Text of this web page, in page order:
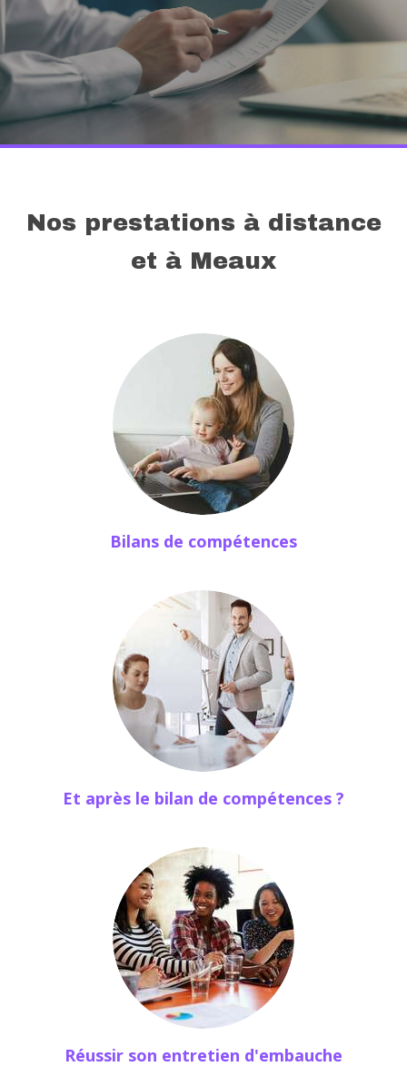
Nos prestations à distance
et à Meaux
Bilans de compétences
Et après le bilan de compétences ?
Réussir son entretien d'embauche